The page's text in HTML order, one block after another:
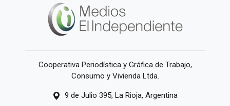
Cooperativa Periodística y Gráfica de Trabajo,
Consumo y Vivienda Ltda.
9 de Julio 395, La Rioja, Argentina